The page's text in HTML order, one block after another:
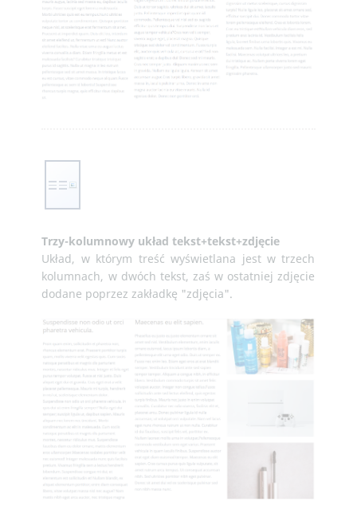
Trzy-kolumnowy układ tekst+tekst+zdjęcie
Układ, w którym treść wyświetlana jest w trzech
kolumnach, w dwóch tekst, zaś w ostatniej zdjęcie
dodane poprzez zakładkę "zdjęcia".